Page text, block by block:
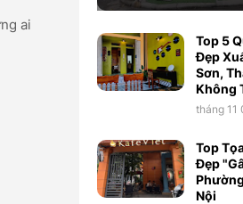
ai
Top 5
Đẹp
Sơn,
Không
tháng 11
Top
Đẹp
Nội